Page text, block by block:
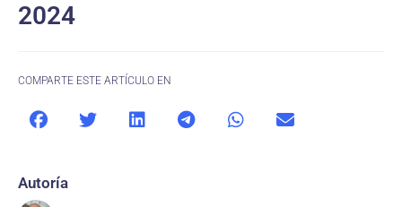
2024
COMPARTE ESTE ARTÍCULO EN
Autoría